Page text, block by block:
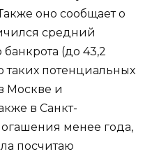
оно сообщает о
средний
(до 43,2
таких потенциальных
Москве и
в Санкт-
менее года,
посчитаю